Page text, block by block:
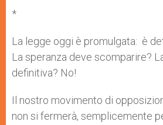
*
La legge oggi è promulgata: è
La speranza deve scomparire?
definitiva? No!
Il nostro movimento di
non si fermerà, semplicemente